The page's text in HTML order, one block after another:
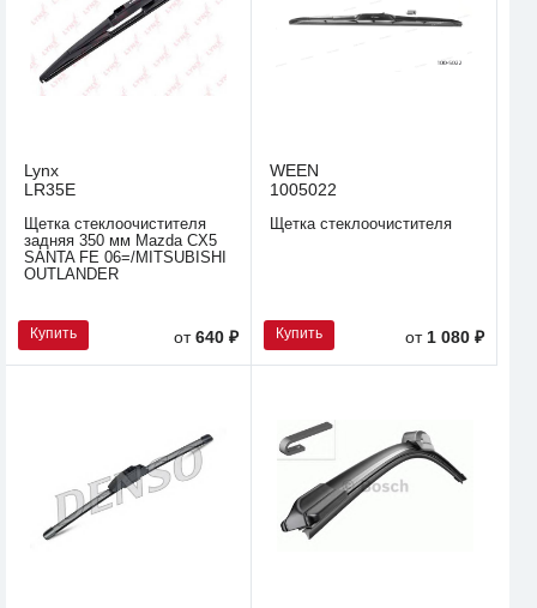
Lynx
LR35E
Щетка стеклоочистителя
задняя 350 мм Mazda CX5
SANTA FE 06=/MITSUBISHI
OUTLANDER
Купить от640 ₽
WEEN
1005022
Щетка стеклоочистителя
Купить от 1 080 ₽